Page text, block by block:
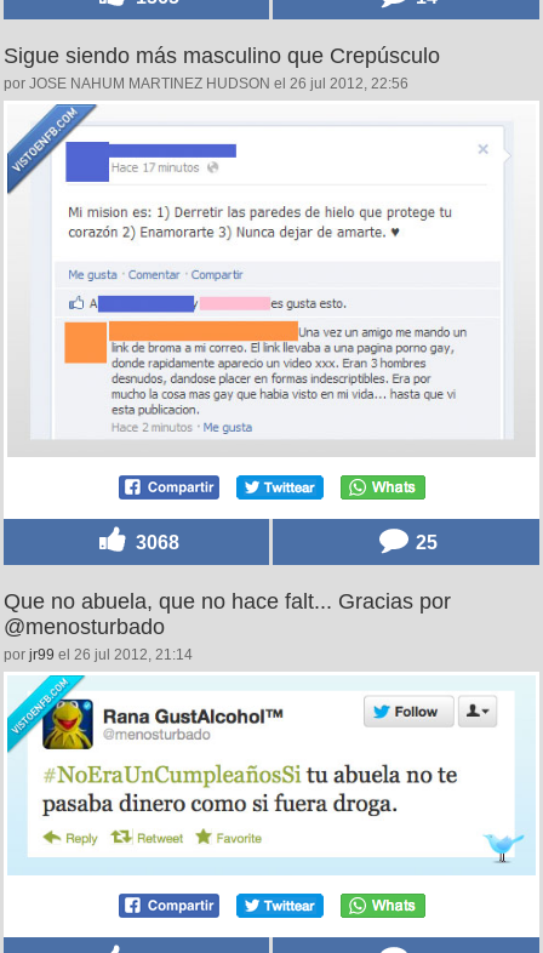
Sigue siendo más masculino que Crepúsculo
por JOSE NAHUM MARTINEZ HUDSON el 26 jul 2012, 22:56
3068 25
Que no abuela, que no hace falt... Gracias por
@menosturbado
por jr99 el 26 jul 2012, 21:14